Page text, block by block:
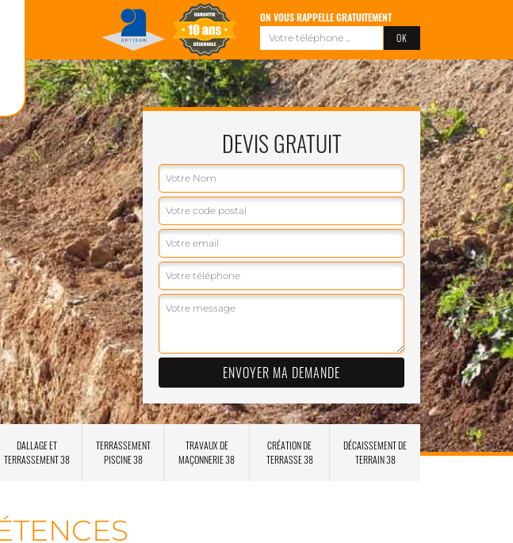
ON VOUS RAPPELLE GRATUITEMENT
DEVIS GRATUIT
DALLAGE ET
TERRASSEMENT 38
TERRASSEMENT
PISCINE 38
TRAVAUX DE
MAÇONNERIE 38
CRÉATION DE
TERRASSE 38
DÉCAISSEMENT DE
TERRAIN 38